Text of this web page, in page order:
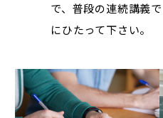
で、普段の連続講義
にひたって下さい。